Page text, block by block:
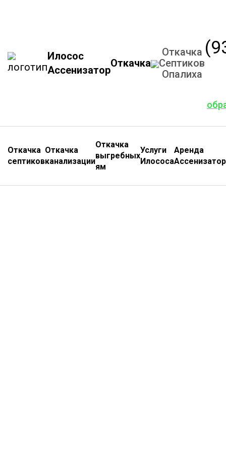
Илосос
Ассенизатор
Откачка
Откачка
Септиков
Опалиха
Откачка
септиков
Откачка
канализации
Откачка
выгребных
ям
Услуги
Илососа
Аренда